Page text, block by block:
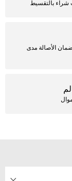
شراء بالتقسيط
خلق وجود ضمان الأصالة مدى